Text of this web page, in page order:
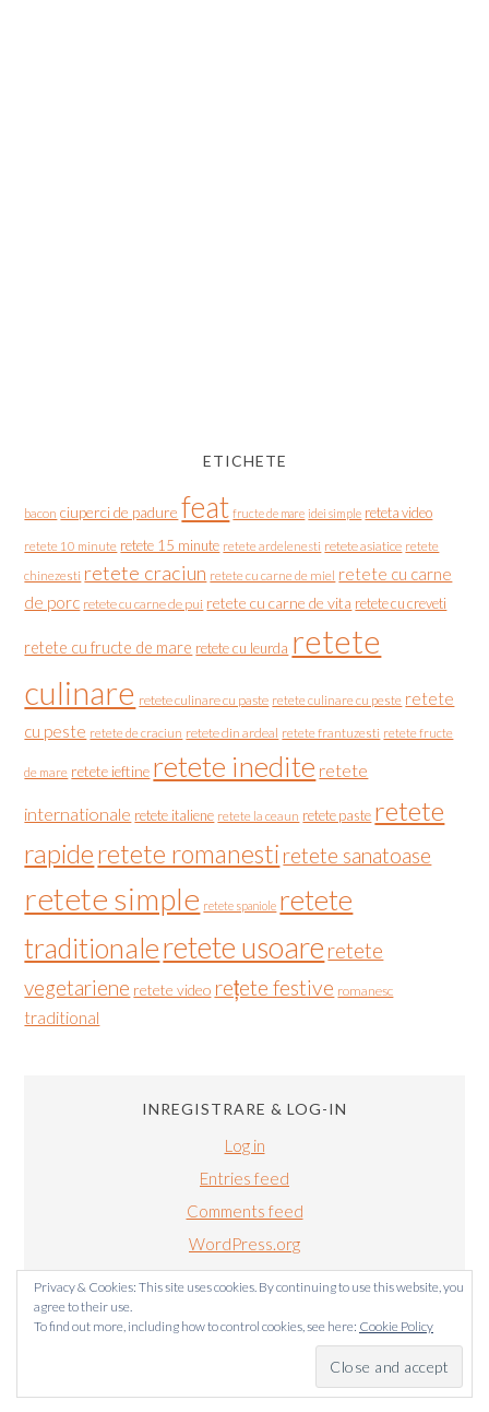
ETICHETE
bacon ciuperci de padure feat fructe de mare idei simple reteta video
retete 10 minute retete 15 minute retete ardelenesti retete asiatice retete
chinezesti retete craciun retete cu carne de miel retete cu carne
de porc retete cu carne de pui retete cu carne de vita retete cu creveti
retete cu fructe de mare retete cu leurda retete
culinare retete culinare cu paste retete culinare cu peste retete
cu peste retete de craciun retete din ardeal retete frantuzesti retete fructe
de mare retete ieftine retete inedite retete
internationale retete italiene retete la ceaun retete paste retete
rapideretete romanesti retete sanatoase
retete simple retete spaniole retete
traditionaleretete usoare retete
vegetariene retete video rețete festive romanesc
traditional
INREGISTRARE & LOG-IN
Log in
Entries feed
Comments feed
WordPress.org
BUCATARIALUIRADU.COM COPYRIGHT © 2011-2024. TOATE
Privacy & Cookies: This site uses cookies. By continuing to use this website, you
agree to their use.
To find out more, including how to control cookies, see here: Cookie Policy